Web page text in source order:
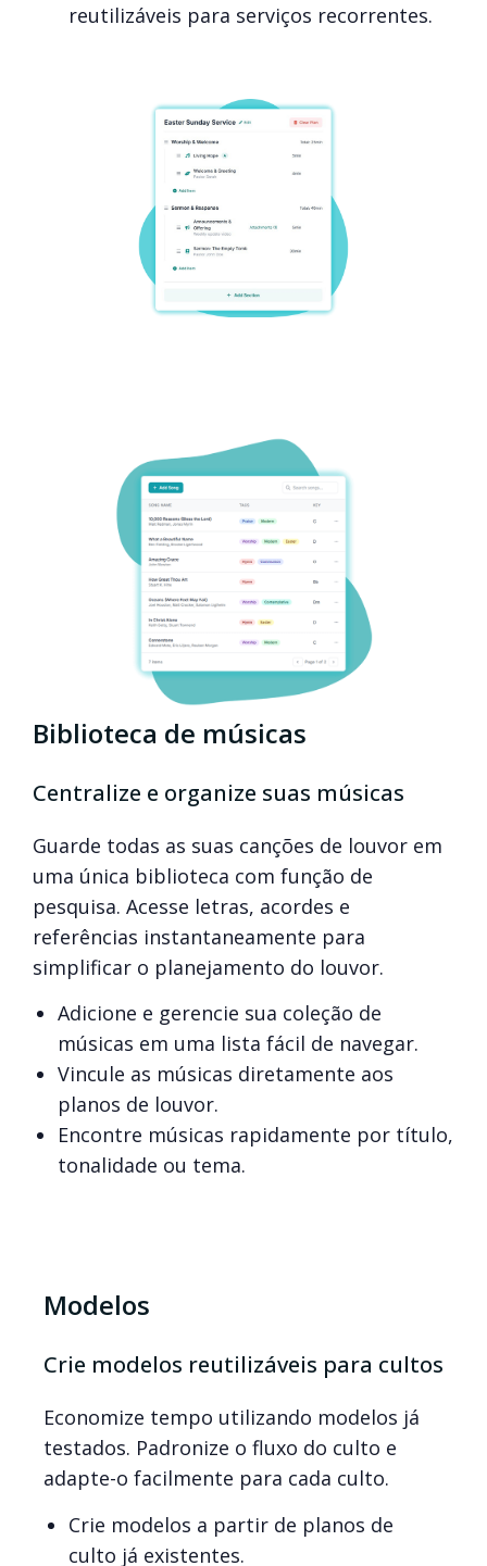
reutilizáveis para serviços recorrentes.
Biblioteca de músicas
Centralize e organize suas músicas
Guarde todas as suas canções de louvor em
uma única biblioteca com função de
pesquisa. Acesse letras, acordes e
referências instantaneamente para
simplificar o planejamento do louvor.
Adicione e gerencie sua coleção de
músicas em uma lista fácil de navegar.
Vincule as músicas diretamente aos
planos de louvor.
Encontre músicas rapidamente por título,
tonalidade ou tema.
Modelos
Crie modelos reutilizáveis para cultos
Economize tempo utilizando modelos já
testados. Padronize o fluxo do culto e
adapte-o facilmente para cada culto.
Crie modelos a partir de planos de
culto já existentes.